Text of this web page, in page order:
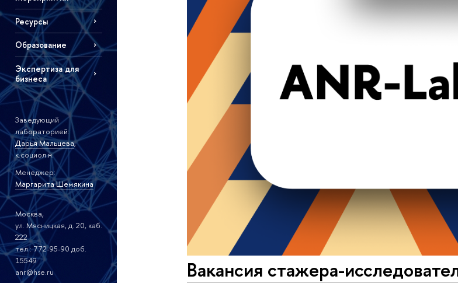
Ресурсы
Образование
Экспертиза для
бизнеса
Заведующий
лабораторией:
Дарья Мальцева,
к.социол.н.
Менеджер:
Маргарита Шемякина
Москва,
ул. Мясницкая, д. 20, каб.
222
тел.: 772-95-90 доб.
15549
anr@hse.ru
Вакансия стажера-